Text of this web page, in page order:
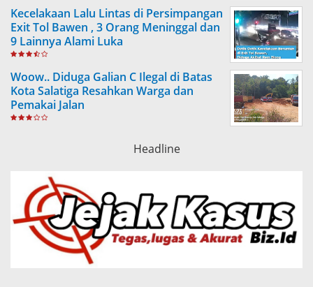
Kecelakaan Lalu Lintas di Persimpangan
Exit Tol Bawen , 3 Orang Meninggal dan
9 Lainnya Alami Luka
Woow.. Diduga Galian C Ilegal di Batas
Kota Salatiga Resahkan Warga dan
Pemakai Jalan
Headline